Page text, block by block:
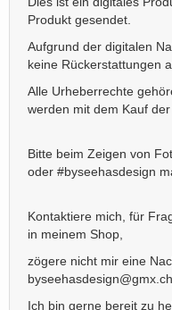
Produkt gesendet.
Aufgrund der digitalen
keine Rückerstattungen
Alle Urheberrechte
werden mit dem Kauf
Bitte beim Zeigen von
oder #byseehasdesign
Kontaktiere mich, für
in meinem Shop,
zögere nicht mir eine
byseehasdesign@gmx.ch
Ich bin gerne bereit zu